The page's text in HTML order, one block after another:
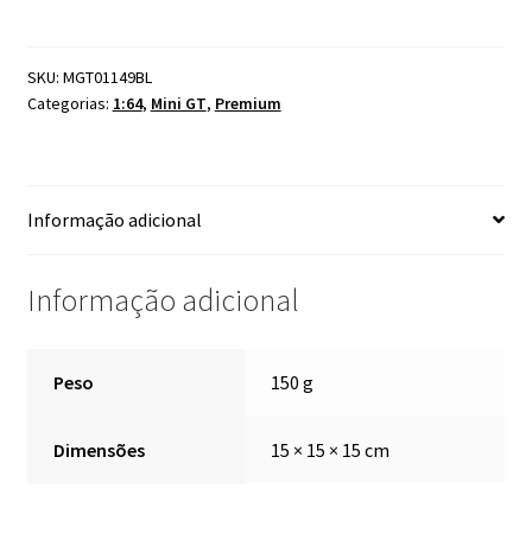
LBWK
Black
quantidade
SKU: MGT01149BL
Categorias: 1:64, Mini GT, Premium
Informação adicional
Informação adicional
Peso 150 g
Dimensões 15 × 15 × 15 cm